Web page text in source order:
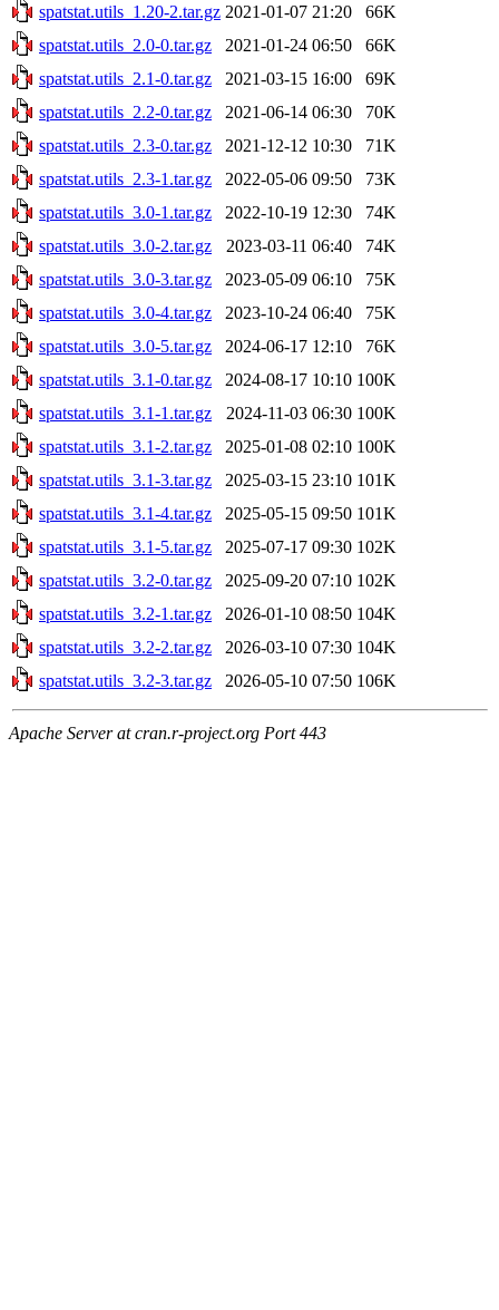
spatstat.utils_1.20-2.tar.gz 2021-01-07 21:20
66K
spatstat.utils_2.0-0.tar.gz
2021-01-24 06:50
66K
spatstat.utils_2.1-0.tar.gz
2021-03-15 16:00
69K
spatstat.utils_2.2-0.tar.gz
2021-06-14 06:30
70K
spatstat.utils_2.3-0.tar.gz
2021-12-12 10:30
71K
spatstat.utils_2.3-1.tar.gz
2022-05-06 09:50
73K
spatstat.utils_3.0-1.tar.gz
2022-10-19 12:30
74K
spatstat.utils_3.0-2.tar.gz
2023-03-11 06:40
74K
spatstat.utils_3.0-3.tar.gz
2023-05-09 06:10
75K
spatstat.utils_3.0-4.tar.gz
2023-10-24 06:40
75K
spatstat.utils_3.0-5.tar.gz
2024-06-17 12:10
76K
spatstat.utils_3.1-0.tar.gz
2024-08-17 10:10 100K
spatstat.utils_3.1-1.tar.gz
2024-11-03 06:30 100K
spatstat.utils_3.1-2.tar.gz
2025-01-08 02:10 100K
spatstat.utils_3.1-3.tar.gz
2025-03-15 23:10 101K
spatstat.utils_3.1-4.tar.gz
2025-05-15 09:50 101K
spatstat.utils_3.1-5.tar.gz
2025-07-17 09:30 102K
spatstat.utils_3.2-0.tar.gz
2025-09-20 07:10 102K
spatstat.utils_3.2-1.tar.gz
2026-01-10 08:50 104K
spatstat.utils_3.2-2.tar.gz
2026-03-10 07:30 104K
spatstat.utils_3.2-3.tar.gz
2026-05-10 07:50 106K
Apache Server at cran.r-project.org Port 443